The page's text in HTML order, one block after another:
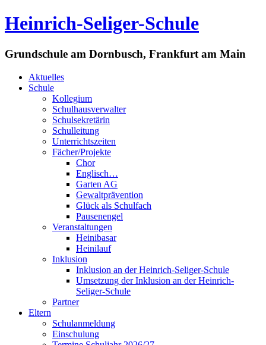
Heinrich-Seliger-Schule
Grundschule am Dornbusch, Frankfurt am Main
Aktuelles
Schule
Kollegium
Schulhausverwalter
Schulsekretärin
Schulleitung
Unterrichtszeiten
Fächer/Projekte
Chor
Englisch…
Garten AG
Gewaltprävention
Glück als Schulfach
Pausenengel
Veranstaltungen
Heinibasar
Heinilauf
Inklusion
Inklusion an der Heinrich-Seliger-Schule
Umsetzung der Inklusion an der Heinrich-
Seliger-Schule
Partner
Eltern
Schulanmeldung
Einschulung